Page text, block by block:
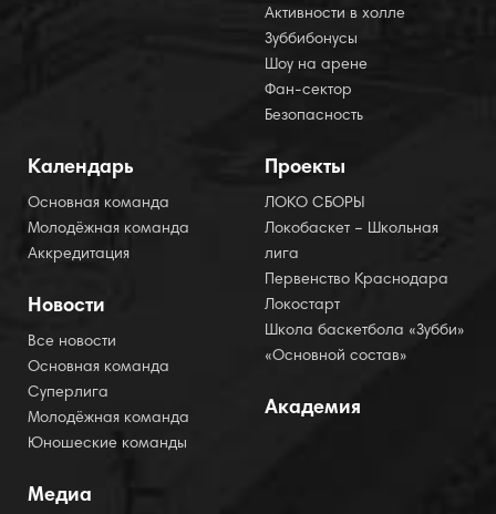
Активности в холле
Зуббибонусы
Шоу на арене
Фан-сектор
Безопасность
Календарь
Основная команда
Молодёжная команда
Аккредитация
Новости
Все новости
Основная команда
Суперлига
Молодёжная команда
Юношеские команды
Медиа
Проекты
ЛОКО СБОРЫ
Локобаскет – Школьная
лига
Первенство Краснодара
Локостарт
Школа баскетбола «Зубби»
«Основной состав»
Академия